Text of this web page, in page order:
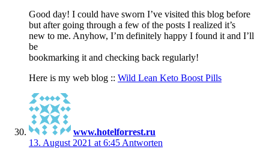
Good day! I could have sworn I’ve visited this blog before
but after going through a few of the posts I realized it’s
new to me. Anyhow, I’m definitely happy I found it and I’ll
be
bookmarking it and checking back regularly!
Here is my web blog :: Wild Lean Keto Boost Pills
www.hotelforrest.ru
13. August 2021 at 6:45 Antworten